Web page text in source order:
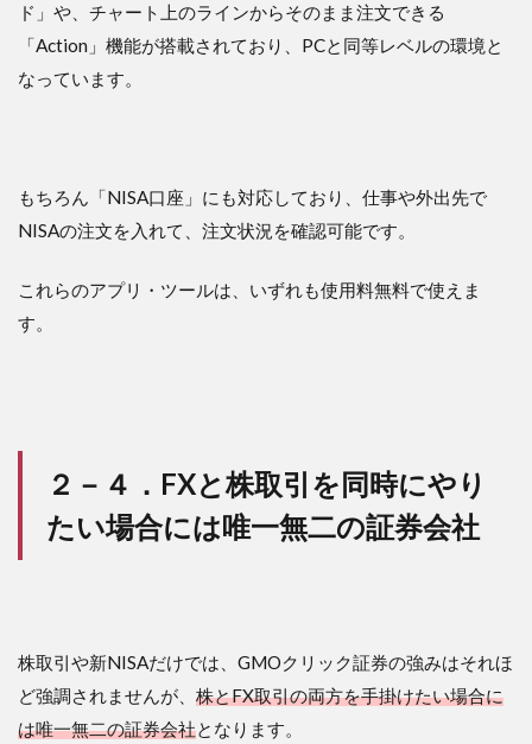
ド」や、チャート上のラインからそのまま注文できる
「Action」機能が搭載されており、PCと同等レベルの環境と
なっています。
もちろん「NISA口座」にも対応しており、仕事や外出先で
NISAの注文を入れて、注文状況を確認可能です。
これらのアプリ・ツールは、いずれも使用料無料で使えま
す。
２－４．FXと株取引を同時にやり
たい場合には唯一無二の証券会社
株取引や新NISAだけでは、GMOクリック証券の強みはそれほ
ど強調されませんが、 株とFX取引の両方を手掛けたい場合に
は唯一無二の証券会社となります。